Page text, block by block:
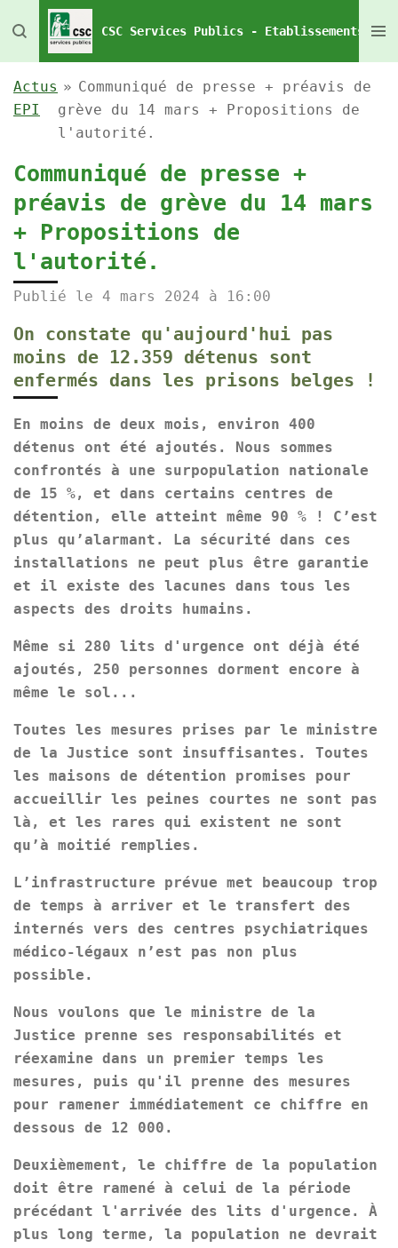
Passer
au
contenu
principal
CSC Services Publics - Etablissements
Actus
EPI
» Communiqué de presse + préavis de
grève du 14 mars + Propositions de
l'autorité.
Communiqué de presse +
préavis de grève du 14 mars
+ Propositions de
l'autorité.
Publié le 4 mars 2024 à 16:00
On constate qu'aujourd'hui pas
moins de 12.359 détenus sont
enfermés dans les prisons belges !
En moins de deux mois, environ 400
détenus ont été ajoutés. Nous sommes
confrontés à une surpopulation nationale
de 15 %, et dans certains centres de
détention, elle atteint même 90 % ! C’est
plus qu’alarmant. La sécurité dans ces
installations ne peut plus être garantie
et il existe des lacunes dans tous les
aspects des droits humains.
Même si 280 lits d'urgence ont déjà été
ajoutés, 250 personnes dorment encore à
même le sol...
Toutes les mesures prises par le ministre
de la Justice sont insuffisantes. Toutes
les maisons de détention promises pour
accueillir les peines courtes ne sont pas
là, et les rares qui existent ne sont
qu’à moitié remplies.
L’infrastructure prévue met beaucoup trop
de temps à arriver et le transfert des
internés vers des centres psychiatriques
médico-légaux n’est pas non plus
possible.
Nous voulons que le ministre de la
Justice prenne ses responsabilités et
réexamine dans un premier temps les
mesures, puis qu'il prenne des mesures
pour ramener immédiatement ce chiffre en
dessous de 12 000.
Deuxièmement, le chiffre de la population
doit être ramené à celui de la période
précédant l'arrivée des lits d'urgence. À
plus long terme, la population ne devrait